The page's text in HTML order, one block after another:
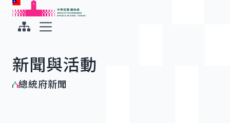
跳到主要內容
中華民國總統府
新聞與活動
總統府新聞